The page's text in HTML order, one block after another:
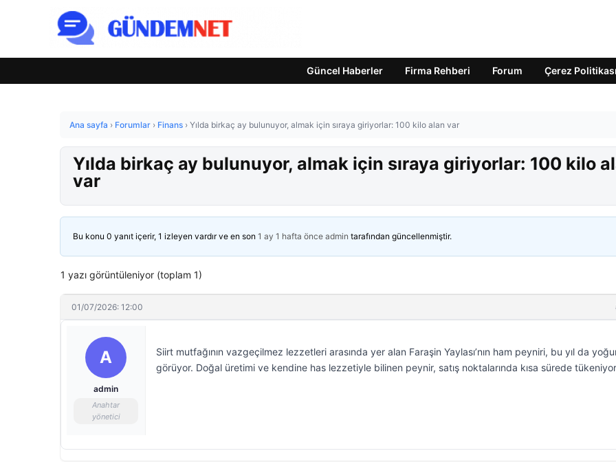
Güncel Haberler Firma Rehberi Forum Çerez Politikası
Ana sayfa › Forumlar › Finans › Yılda birkaç ay bulunuyor, almak için sıraya giriyorlar: 100 kilo alan var
Yılda birkaç ay bulunuyor, almak için sıraya giriyorlar: 100 kilo
var
Bu konu 0 yanıt içerir, 1 izleyen vardır ve en son 1 ay 1 hafta önce admin tarafından güncellenmiştir.
1 yazı görüntüleniyor (toplam 1)
01/07/2026: 12:00
A
admin
Anahtar
yönetici
Siirt mutfağının vazgeçilmez lezzetleri arasında yer alan Faraşin Yaylası’nın ham peyniri, bu yıl da
görüyor. Doğal üretimi ve kendine has lezzetiyle bilinen peynir, satış noktalarında kısa sürede